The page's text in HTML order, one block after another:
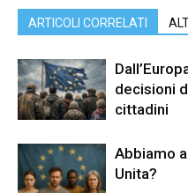
ARTICOLI CORRELATI
decisioni
cittadini
Abbiamo
Unita?